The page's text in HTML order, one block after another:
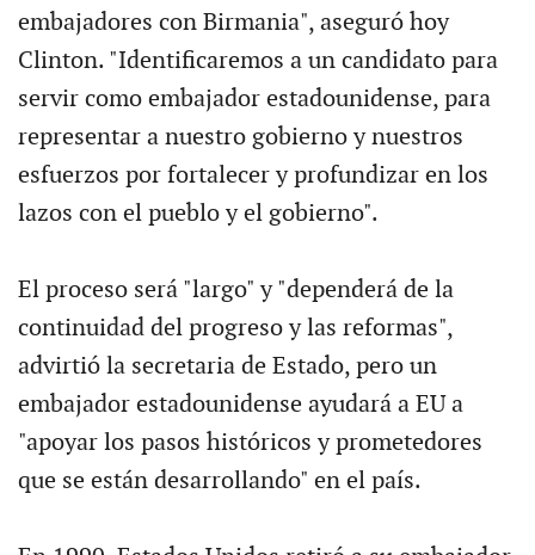
embajadores con Birmania", aseguró hoy
Clinton. "Identificaremos a un candidato para
servir como embajador estadounidense, para
representar a nuestro gobierno y nuestros
esfuerzos por fortalecer y profundizar en los
lazos con el pueblo y el gobierno".
El proceso será "largo" y "dependerá de la
continuidad del progreso y las reformas",
advirtió la secretaria de Estado, pero un
embajador estadounidense ayudará a EU a
"apoyar los pasos históricos y prometedores
que se están desarrollando" en el país.